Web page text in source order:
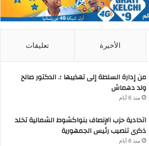
الأخيرة تعليقات
من إدارة السلطة إلى تهذيبها ؛. الدكتور صالح
ولد دهماش
منذ 6 أيام
اتحادية حزب الإنصاف بنواكشوط الشمالية تخلد
ذكرى تنصيب رئيس الجمهورية
منذ 6 أيام